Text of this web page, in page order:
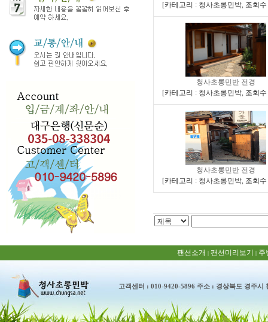
[카테고리 : 청사초롱민박, 조회수
청사초롱민반 전경
[카테고리 : 청사초롱민박, 조회수
청사초롱민반 전경
[카테고리 : 청사초롱민박, 조회수
팬션소개 | 팬션미리보기 | 주
고객센터 : 010-9420-5896 주소 : 경상북도 경주시